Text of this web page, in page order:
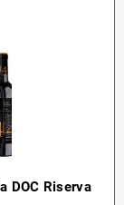
DOC Riserva